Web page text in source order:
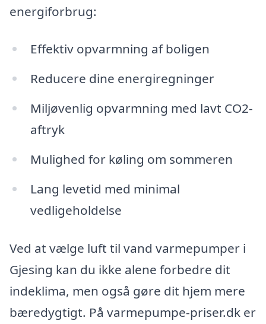
energiforbrug:
Effektiv opvarmning af boligen
Reducere dine energiregninger
Miljøvenlig opvarmning med lavt CO2-
aftryk
Mulighed for køling om sommeren
Lang levetid med minimal
vedligeholdelse
Ved at vælge luft til vand varmepumper i
Gjesing kan du ikke alene forbedre dit
indeklima, men også gøre dit hjem mere
bæredygtigt. På varmepumpe-priser.dk er